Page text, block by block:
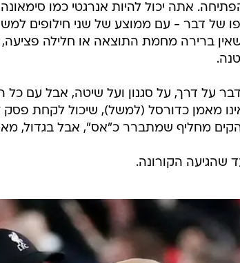
אתה יכול להיות אנרגטי כמו סימאונה
של דבר - עם ממוצע של שני חילופים
ברירה מחמת התוצאה או חלילה
על דרך, על סגנון ועל שיטה, אבל עם כל
מאמן כדורסל (למשל), שיכול לקחת פסק
מחליף שמתברר כ"אס", אבל בגדול,
שהגיעה הקורונה.